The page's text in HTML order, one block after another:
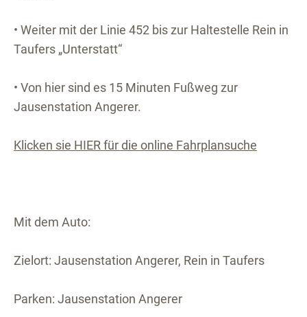
• Weiter mit der Linie 452 bis zur Haltestelle Rein in
Taufers „Unterstatt“
• Von hier sind es 15 Minuten Fußweg zur
Jausenstation Angerer.
Klicken sie HIER für die online Fahrplansuche
Mit dem Auto:
Zielort: Jausenstation Angerer, Rein in Taufers
Parken: Jausenstation Angerer